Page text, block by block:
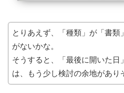
とりあえず、「種類」が「書類
がないかな。
そうすると、「最後に開いた日
は、もう少し検討の余地があり